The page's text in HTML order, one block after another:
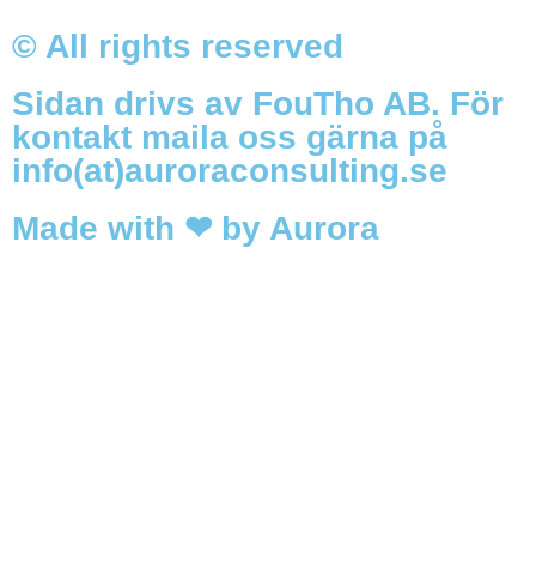
© All rights reserved
Sidan drivs av FouTho AB. För
kontakt maila oss gärna på
info(at)auroraconsulting.se
Made with ❤ by Aurora